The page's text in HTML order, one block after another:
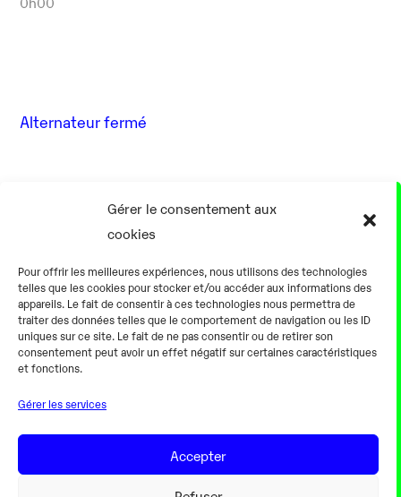
Gérer le consentement aux
cookies
Pour offrir les meilleures expériences, nous utilisons des technologies
telles que les cookies pour stocker et/ou accéder aux informations des
appareils. Le fait de consentir à ces technologies nous permettra de
traiter des données telles que le comportement de navigation ou les ID
uniques sur ce site. Le fait de ne pas consentir ou de retirer son
consentement peut avoir un effet négatif sur certaines caractéristiques
et fonctions.
Gérer les services
Accepter
Alternateur fermé
Alternateur fermé
18 Août